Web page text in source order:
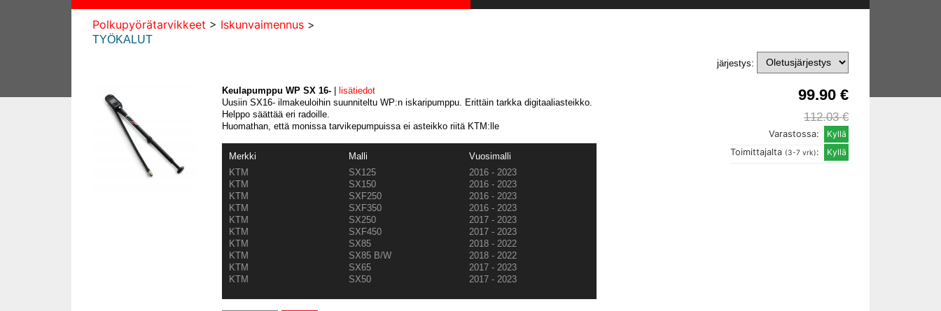
Polkupyörätarvikkeet > Iskunvaimennus >
TYÖKALUT
järjestys:
99.90 €
112.03 €
Varastossa:
Toimittajalta (3-7 vrk):
Keulapumppu WP SX 16-
lisätiedot
Uusiin SX16- ilmakeuloihin suunniteltu WP:n iskaripumppu. Erittäin tarkka digitaaliasteikko.
Helppo säättää eri radoille.
Huomathan, että monissa tarvikepumpuissa ei asteikko riitä KTM:lle
Merkki Malli
Vuosimalli
KTM
SX125
2016 - 2023
KTM
SX150
2016 - 2023
KTM
SXF250
2016 - 2023
KTM
SXF350
2016 - 2023
KTM
SX250
2017 - 2023
KTM
SXF450
2017 - 2023
KTM
SX85
2018 - 2022
KTM
SX85 B/W
2018 - 2022
KTM
SX65
2017 - 2023
KTM
SX50 2017 - 2023